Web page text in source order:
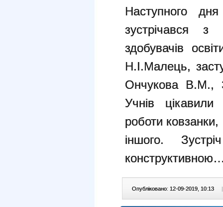
Наступного
зустрічався з
здобувачів
Н.І.Малець,
Ончукова В.М.,
Учнів
роботи ковзанки,
іншого.
Опубліковано: 12-09-2019, 10:13 |